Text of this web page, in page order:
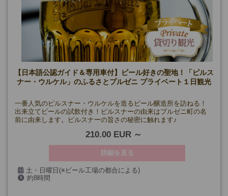
【日本語公認ガイド＆専用車付】ビール好きの聖地！「ピルス
ナー・ウルケル」のふるさとプルゼニ プライベート１日観光
一番人気のピルスナー・ウルケルを造るビール醸造所を訪ねる！
出来立てビールの試飲付き！ピルスナーの由来はプルゼニ町の名
前に由来します。ピルスナーの旨さの秘密に触れます♪
210.00 EUR
詳細を見る
土・日曜日(※ビール工場の都合による)
約8時間